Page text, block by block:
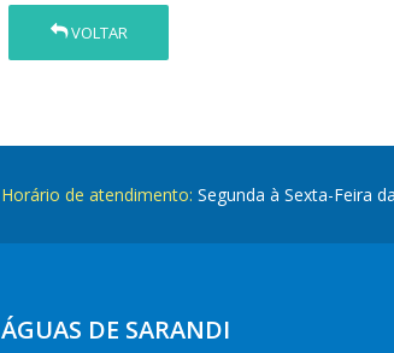
VOLTAR
Horário de atendimento: Segunda à Sexta-Feira
ÁGUAS DE SARANDI